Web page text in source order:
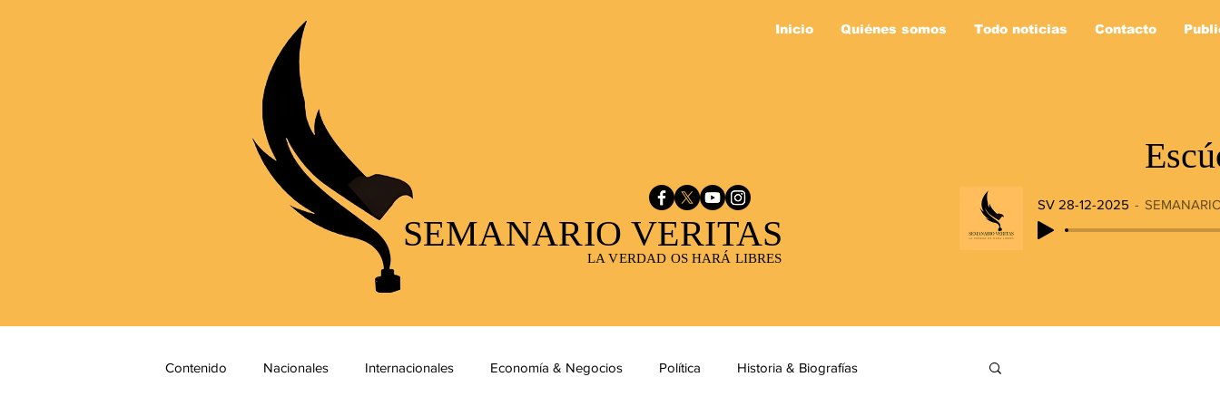
Inicio Quiénes somos Todo noticias Contacto
LA VERDAD OS HARÁ LIBRES
SEMANARIO VERITAS
SV 28-12-2025
Contenido Nacionales Internacionales Economía & Negocios Política Historia & Biografías